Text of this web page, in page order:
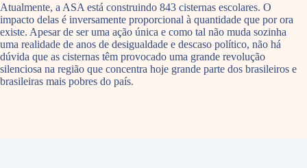
Atualmente, a ASA está construindo 843 cisternas escolares. O
impacto delas é inversamente proporcional à quantidade que por ora
existe. Apesar de ser uma ação única e como tal não muda sozinha
uma realidade de anos de desigualdade e descaso político, não há
dúvida que as cisternas têm provocado uma grande revolução
silenciosa na região que concentra hoje grande parte dos brasileiros e
brasileiras mais pobres do país.